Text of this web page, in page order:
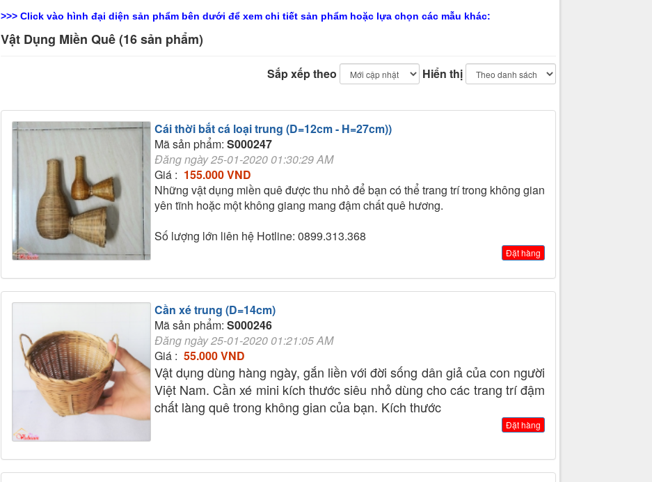
>>> Click vào hình đại diện sản phẩm bên dưới để xem chi tiết sản phẩm hoặc lựa chọn các mẫu khác:
Vật Dụng Miền Quê (16 sản phẩm)
Sắp xếp theo Hiển thị
Cái thời bắt cá loại trung (D=12cm - H=27cm))
Mã sản phẩm: S000247
Đăng ngày 25-01-2020 01:30:29 AM
Giá : 155.000 VND
Những vật dụng miền quê được thu nhỏ để bạn có thể trang trí trong không gian
yên tĩnh hoặc một không giang mang đậm chất quê hương.
Số lượng lớn liên hệ Hotline: 0899.313.368
Đặt hàng
Cần xé trung (D=14cm)
Mã sản phẩm: S000246
Đăng ngày 25-01-2020 01:21:05 AM
Giá : 55.000 VND
Vật dụng dùng hàng ngày, gắn liền với đời sống dân giả của con người
Việt Nam. Cần xé mini kích thước siêu nhỏ dùng cho các trang trí đậm
chất làng quê trong không gian của bạn. Kích thước
Đặt hàng